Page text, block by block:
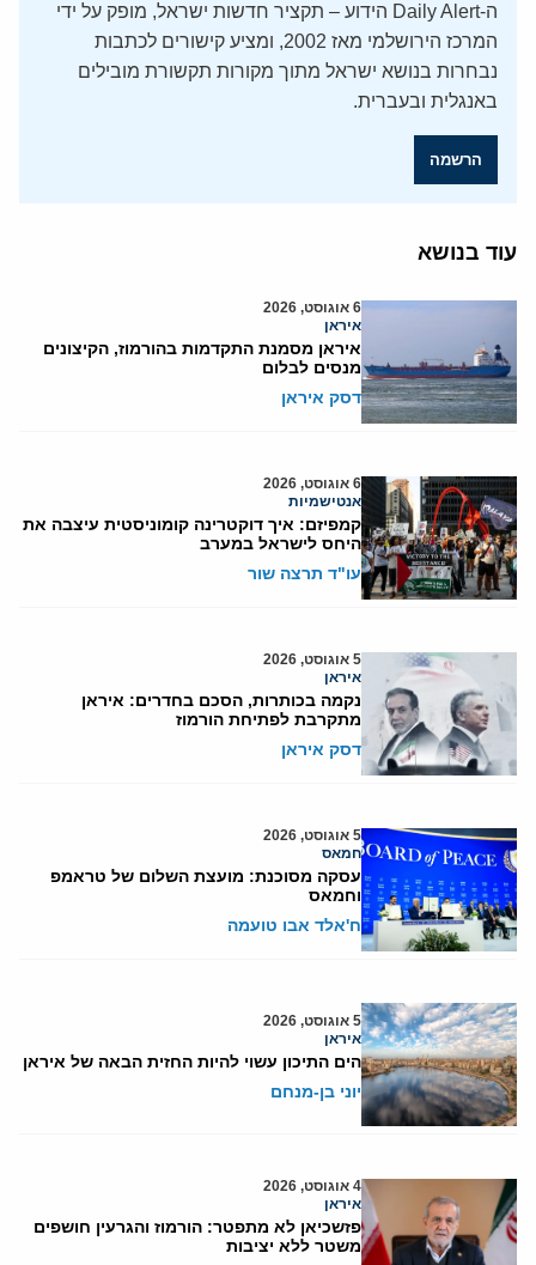
ה-Daily Alert הידוע – תקציר חדשות ישראל, מופק על ידי
המרכז הירושלמי מאז 2002, ומציע קישורים לכתבות
נבחרות בנושא ישראל מתוך מקורות תקשורת מובילים
באנגלית ובעברית.
הרשמה
עוד בנושא
6 אוגוסט, 2026
איראן
איראן מסמנת התקדמות בהורמוז, הקיצונים
מנסים לבלום
דסק איראן
6 אוגוסט, 2026
אנטישמיות
קמפיזם: איך דוקטרינה קומוניסטית עיצבה את
היחס לישראל במערב
עו"ד תרצה שור
5 אוגוסט, 2026
איראן
נקמה בכותרות, הסכם בחדרים: איראן
מתקרבת לפתיחת הורמוז
דסק איראן
5 אוגוסט, 2026
חמאס
עסקה מסוכנת: מועצת השלום של טראמפ
וחמאס
ח'אלד אבו טועמה
5 אוגוסט, 2026
איראן
הים התיכון עשוי להיות החזית הבאה של איראן
יוני בן-מנחם
4 אוגוסט, 2026
איראן
פזשכיאן לא מתפטר: הורמוז והגרעין חושפים
משטר ללא יציבות